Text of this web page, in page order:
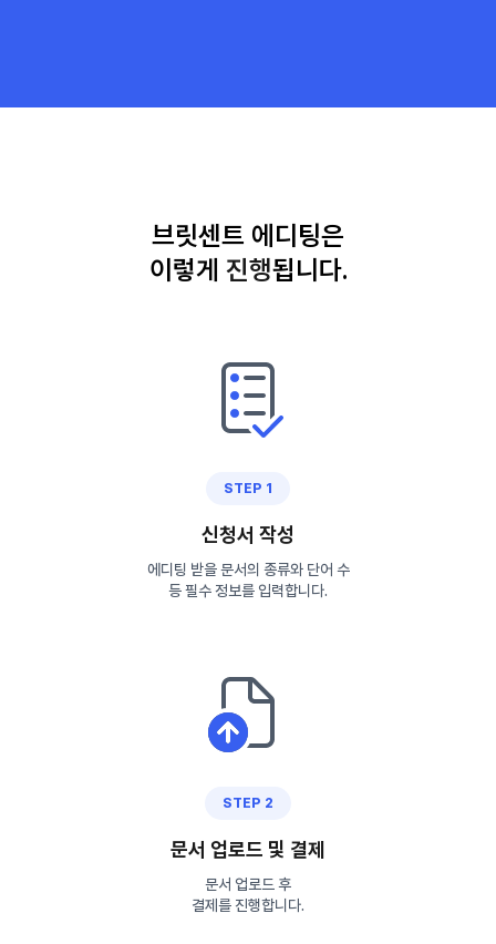
브릿센트 에디팅은
이렇게 진행됩니다.
STEP 1
신청서 작성
에디팅 받을 문서의 종류와 단어 수
등 필수 정보를 입력합니다.
STEP 2
문서 업로드 및 결제
문서 업로드 후
결제를 진행합니다.